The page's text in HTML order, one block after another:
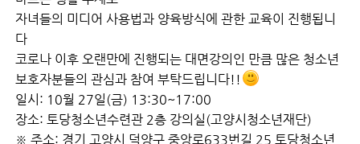
자녀들의 미디어 사용법과 양육방식에 관한 교육이 진행됩니
다
​코로나 이후 오랜만에 진행되는 대면강의인 만큼 많은 청소년
보호자분들의 관심과 참여 부탁드립니다!!
​일시: 10월 27일(금) 13:30~17:00
장소: 토당청소년수련관 2층 강의실(고양시청소년재단)
※ 주소: 경기 고양시 덕양구 중앙로633번길 25 토당청소년